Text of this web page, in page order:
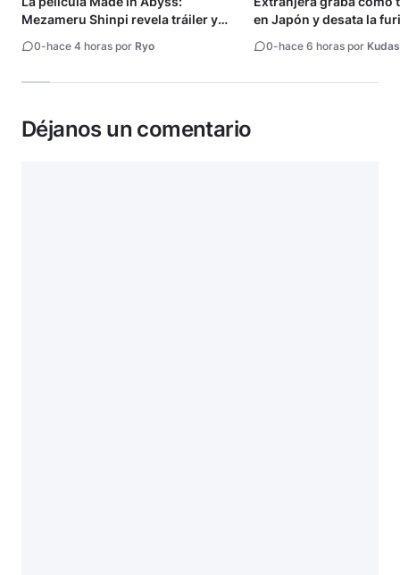
Mezameru Shinpi revela tráiler y
0-hace 4 horas por Ryo
en Japón y desata la
0-hace 6 horas por
Déjanos un comentario